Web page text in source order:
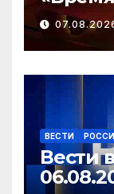
ВЕСТИ
Вести